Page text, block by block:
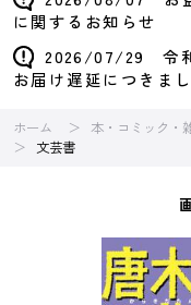
に関するお知らせ
2026/07/29 令和
お届け遅延につきま
ホーム 本・コミック・
文芸書